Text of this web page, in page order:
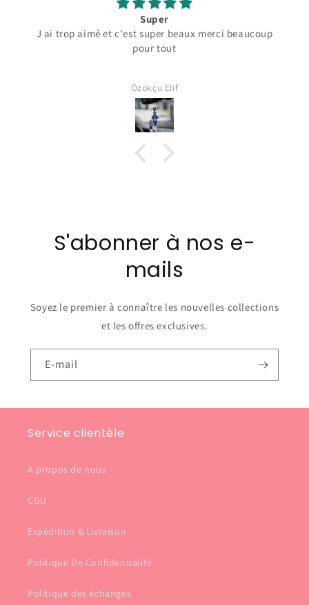
Super
J ai trop aimé et c'est super beaux merci beaucoup
pour tout
Özokçu Elif
S'abonner à nos e-
mails
Soyez le premier à connaître les nouvelles collections
et les offres exclusives.
E-mail
Service clientèle
A propos de nous
CGU
Expédition & Livraison
Politique De Confidentialité
Politique des échanges